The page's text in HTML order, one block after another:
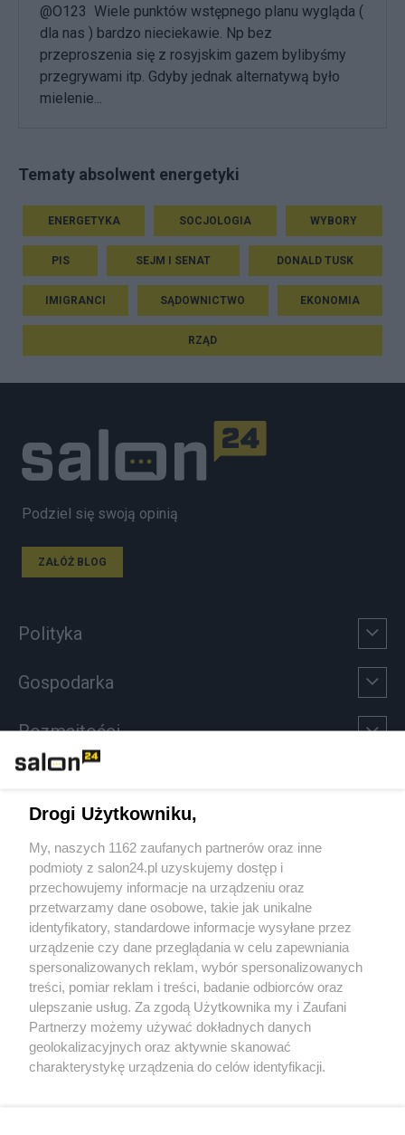
@O123 Wiele punktów wstępnego planu wygląda (
dla nas ) bardzo nieciekawie. Np bez
przeproszenia się z rosyjskim gazem bylibyśmy
przegrywami itp. Gdyby jednak alternatywą było
mielenie...
Tematy absolwent energetyki
ENERGETYKA SOCJOLOGIA WYBORY
PIS SEJM I SENAT DONALD TUSK
IMIGRANCI SĄDOWNICTWO EKONOMIA
RZĄD
Podziel się swoją opinią
ZAŁÓŻ BLOG
Polityka
Gospodarka
Rozmaitości
Sport
Społeczeństwo
Kultura
X Facebook Instagram Youtube
Drogi Użytkowniku,
My, naszych 1162 zaufanych partnerów oraz inne
podmioty z salon24.pl uzyskujemy dostęp i
przechowujemy informacje na urządzeniu oraz
przetwarzamy dane osobowe, takie jak unikalne
identyfikatory, standardowe informacje wysyłane przez
urządzenie czy dane przeglądania w celu zapewniania
spersonalizowanych reklam, wybór spersonalizowanych
treści, pomiar reklam i treści, badanie odbiorców oraz
ulepszanie usług. Za zgodą Użytkownika my i Zaufani
Partnerzy możemy używać dokładnych danych
geolokalizacyjnych oraz aktywnie skanować
charakterystykę urządzenia do celów identyfikacji.